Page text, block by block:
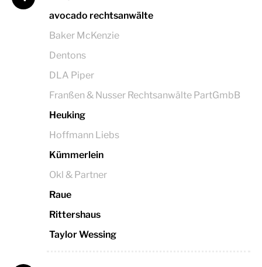
avocado rechtsanwälte
Baker McKenzie
Dentons
DLA Piper
Franßen & Nusser Rechtsanwälte PartGmbB
Heuking
Hoffmann Liebs
Kümmerlein
Okl & Partner
Raue
Rittershaus
Taylor Wessing